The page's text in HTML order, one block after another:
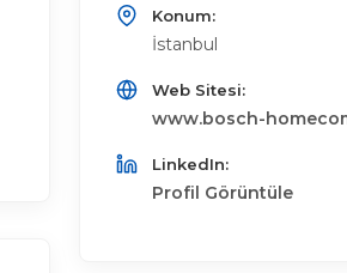
Konum:
İstanbul
Web Sitesi:
www.bosch-
LinkedIn:
Profil Görüntüle